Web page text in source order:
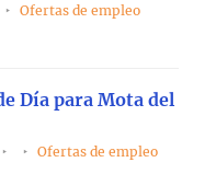
Ofertas de empleo
Día para Mota del
Ofertas de empleo